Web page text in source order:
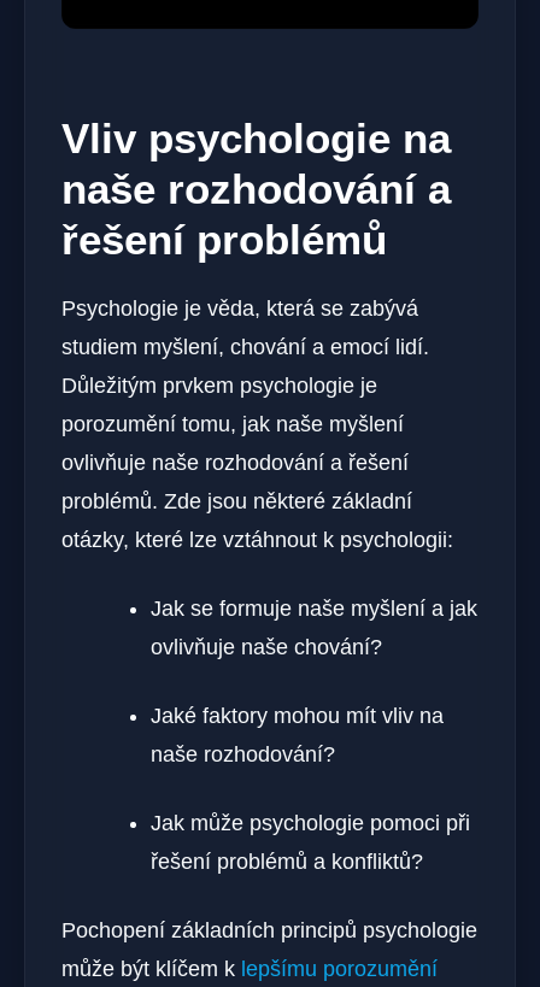
Vliv psychologie na
naše rozhodování a
řešení problémů
Psychologie je věda, která se zabývá
studiem myšlení, chování a emocí lidí.
Důležitým prvkem psychologie je
porozumění tomu, jak naše myšlení
ovlivňuje naše rozhodování a řešení
problémů. Zde jsou některé základní
otázky, které lze vztáhnout k psychologii:
Jak se formuje naše myšlení a jak
ovlivňuje naše chování?
Jaké faktory mohou mít vliv na
naše rozhodování?
Jak může psychologie pomoci při
řešení problémů a konfliktů?
Pochopení základních principů psychologie
může být klíčem k lepšímu porozumění